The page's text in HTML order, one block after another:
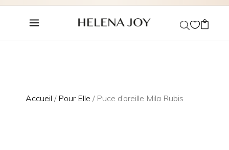
Accueil / Pour Elle / Puce d’oreille Mila Rubis